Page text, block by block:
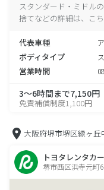
スタンダード・ミドル
捨てなどの詳細は、こ
代表車種
ボディタイプ
営業時間
3～6時間まで7,150円
免責補償制度1,100円
大阪府堺市堺区緑ヶ丘
トヨタレンタカ
堺市西区浜寺元町